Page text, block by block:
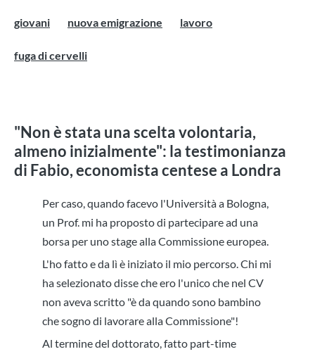
giovani nuova emigrazione lavoro
fuga di cervelli
"Non è stata una scelta volontaria,
almeno inizialmente": la testimonianza
di Fabio, economista centese a Londra
Per caso, quando facevo l'Università a Bologna,
un Prof. mi ha proposto di partecipare ad una
borsa per uno stage alla Commissione europea.
L'ho fatto e da lì è iniziato il mio percorso. Chi mi
ha selezionato disse che ero l'unico che nel CV
non aveva scritto "è da quando sono bambino
che sogno di lavorare alla Commissione"!
Al termine del dottorato, fatto part-time